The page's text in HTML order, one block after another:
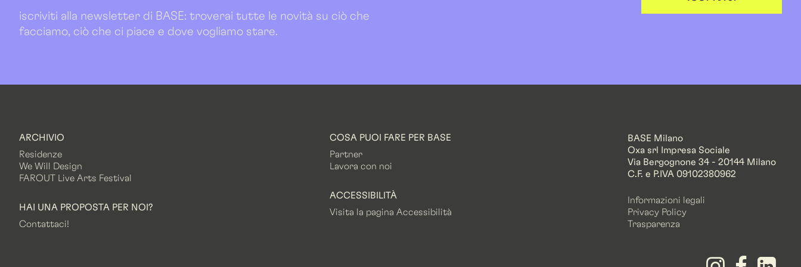
iscriviti alla newsletter di BASE: troverai tutte le novità su ciò che
facciamo, ciò che ci piace e dove vogliamo stare.
ARCHIVIO
Residenze
We Will Design
FAROUT Live Arts Festival
HAI UNA PROPOSTA PER NOI?
Contattaci!
COSA PUOI FARE PER BASE
Partner
Lavora con noi
ACCESSIBILITÀ
Visita la pagina Accessibilità
BASE Milano
Oxa srl Impresa Sociale
Via Bergognone 34 - 20144 Milano
C.F. e P.IVA 09102380962
Informazioni legali
Privacy Policy
Trasparenza